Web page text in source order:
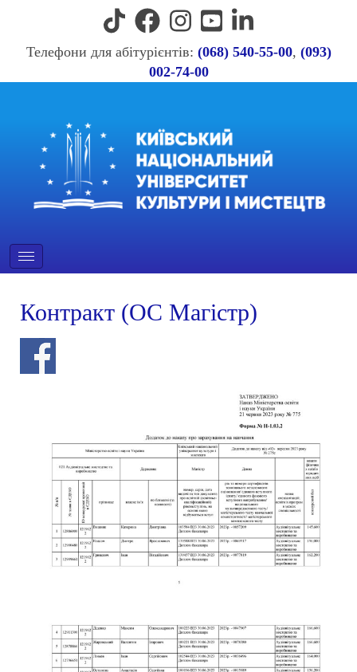
Телефони для абітурієнтів: (068) 540-55-00, (093)
002-74-00
Контракт (ОС Магістр)